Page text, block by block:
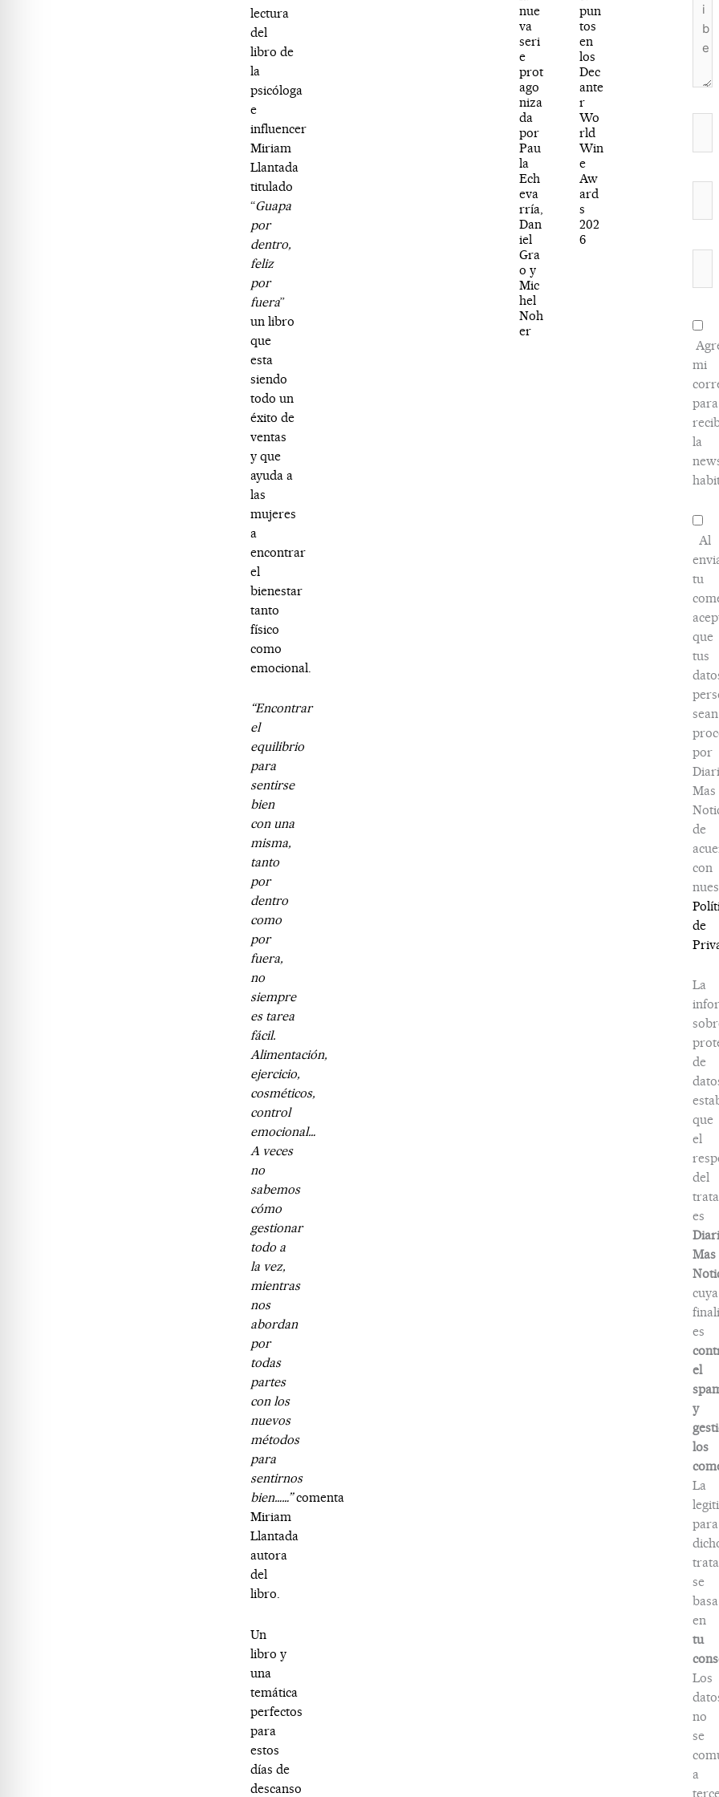
lectura
del
libro de
la
psicóloga
e
influencer
Miriam
Llantada
titulado
“Guapa
por
dentro,
feliz
por
fuera”
un libro
que
esta
siendo
todo un
éxito de
ventas
y que
ayuda a
las
mujeres
a
encontrar
el
bienestar
tanto
físico
como
emocional.
“Encontrar
el
equilibrio
para
sentirse
bien
con una
misma,
tanto
por
dentro
como
por
fuera,
no
siempre
es tarea
fácil.
Alimentación,
ejercicio,
cosméticos,
control
emocional…
A veces
no
sabemos
cómo
gestionar
todo a
la vez,
mientras
nos
abordan
por
todas
partes
con los
nuevos
métodos
para
sentirnos
bien……”comenta
Miriam
Llantada
autora
del
libro.
Un
libro y
una
temática
perfectos
para
estos
días de
descanso
nue
va
seri
e
prot
ago
niza
da
por
Pau
la
Ech
eva
rría,
Dan
iel
Gra
o y
Mic
hel
Noh
er
pun
tos
en
los
Dec
ante
r
Wo
rld
Win
e
Aw
ard
s
202
6
mi
para
la
Al
tu
que
tus
sean
por
Mas
de
con
de
La
de
que
el
del
es
Mas
cuya
es
el
y
los
La
para
se
basa
en
tu
Los
no
se
a